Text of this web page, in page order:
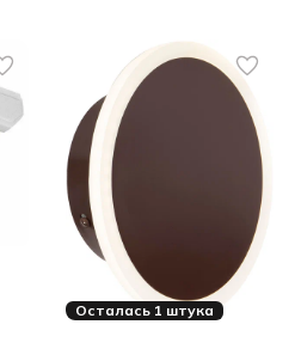
Осталась 1 штука